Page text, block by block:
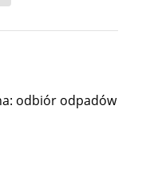
odbiór odpadów